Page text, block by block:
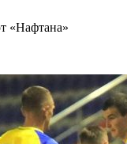
«Нафтана»